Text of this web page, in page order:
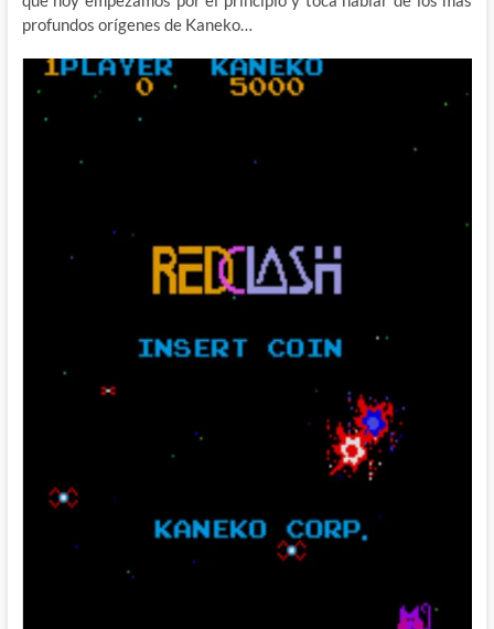
profundos orígenes de Kaneko…